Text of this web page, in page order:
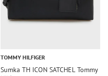
TOMMY HILFIGER
Sumka TH ICON SATCHEL Tommy